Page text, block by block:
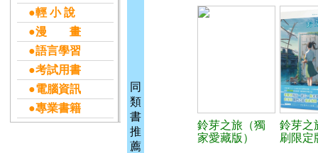
●輕 小 說
●漫 畫
●語言學習
●考試用書
●電腦資訊
●專業書籍
同
類
書
推
薦
鈴芽之旅（獨
家愛藏版）
鈴芽之
刷限定